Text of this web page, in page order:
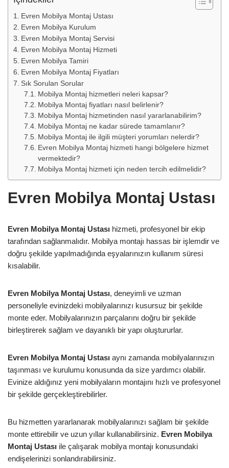
Evren Mobilya Montaj Ustası
Evren Mobilya Kurulum
Evren Mobilya Montaj Servisi
Evren Mobilya Montaj Hizmeti
Evren Mobilya Tamiri
Evren Mobilya Montaj Fiyatları
Sık Sorulan Sorular
Mobilya Montaj hizmetleri neleri kapsar?
Mobilya Montaj fiyatları nasıl belirlenir?
Mobilya Montaj hizmetinden nasıl yararlanabilirim?
Mobilya Montaj ne kadar sürede tamamlanır?
Mobilya Montaj ile ilgili müşteri yorumları nelerdir?
Evren Mobilya Montaj hizmeti hangi bölgelere hizmet
vermektedir?
Mobilya Montaj hizmeti için neden tercih edilmelidir?
Evren Mobilya Montaj Ustası
Evren Mobilya Montaj Ustası hizmeti, profesyonel bir ekip
tarafından sağlanmalıdır. Mobilya montajı hassas bir işlemdir ve
doğru şekilde yapılmadığında eşyalarınızın kullanım süresi
kısalabilir.
Evren Mobilya Montaj Ustası, deneyimli ve uzman
personeliyle evinizdeki mobilyalarınızı kusursuz bir şekilde
monte eder. Mobilyalarınızın parçalarını doğru bir şekilde
birleştirerek sağlam ve dayanıklı bir yapı oluştururlar.
Evren Mobilya Montaj Ustası aynı zamanda mobilyalarınızın
taşınması ve kurulumu konusunda da size yardımcı olabilir.
Evinize aldığınız yeni mobilyaların montajını hızlı ve profesyonel
bir şekilde gerçekleştirebilirler.
Bu hizmetten yararlanarak mobilyalarınızı sağlam bir şekilde
monte ettirebilir ve uzun yıllar kullanabilirsiniz. Evren Mobilya
Montaj Ustası ile çalışarak mobilya montajı konusundaki
endişelerinizi sonlandırabilirsiniz.